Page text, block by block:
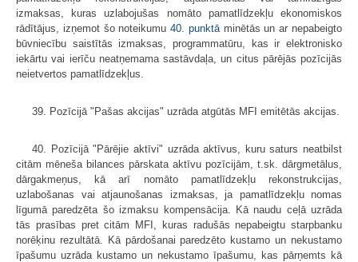
izmaksas, kuras uzlabojušas nomāto pamatlīdzekļu ekonomiskos
rādītājus, izņemot šo noteikumu40. punktāminētās un ar nepabeigto
būvniecību saistītās izmaksas, programmatūru, kas ir elektronisko
iekārtu vai ierīču neatņemama sastāvdaļa, un citus pārējās pozīcijās
neietvertos pamatlīdzekļus.
39. Pozīcijā "Pašas akcijas" uzrāda atgūtās MFI emitētās akcijas.
40. Pozīcijā "Pārējie aktīvi" uzrāda aktīvus, kuru saturs neatbilst
citām mēneša bilances pārskata aktīvu pozīcijām, t.sk. dārgmetālus,
dārgakmeņus, kā arī nomāto pamatlīdzekļu rekonstrukcijas,
uzlabošanas vai atjaunošanas izmaksas, ja pamatlīdzekļu nomas
līgumā paredzēta šo izmaksu kompensācija. Kā naudu ceļā uzrāda
tās prasības pret citām MFI, kuras radušās nepabeigtu starpbanku
norēķinu rezultātā. Kā pārdošanai paredzēto kustamo un nekustamo
īpašumu uzrāda kustamo un nekustamo īpašumu, kas pārņemts kā